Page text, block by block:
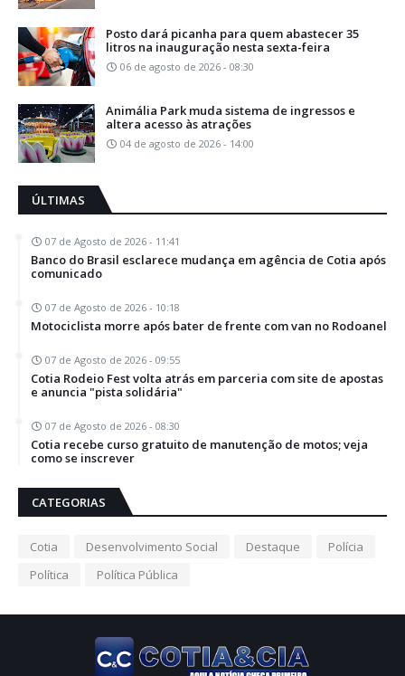
Posto dará picanha para quem abastecer 35
litros na inauguração nesta sexta-feira
06 de agosto de 2026 - 08:30
Animália Park muda sistema de ingressos e
altera acesso às atrações
04 de agosto de 2026 - 14:00
ÚLTIMAS
07 de Agosto de 2026 - 11:41
Banco do Brasil esclarece mudança em agência de Cotia após
comunicado
07 de Agosto de 2026 - 10:18
Motociclista morre após bater de frente com van no Rodoanel
07 de Agosto de 2026 - 09:55
Cotia Rodeio Fest volta atrás em parceria com site de apostas
e anuncia "pista solidária"
07 de Agosto de 2026 - 08:30
Cotia recebe curso gratuito de manutenção de motos; veja
como se inscrever
CATEGORIAS
Cotia Desenvolvimento Social Destaque
Polícia
Política
Política Pública